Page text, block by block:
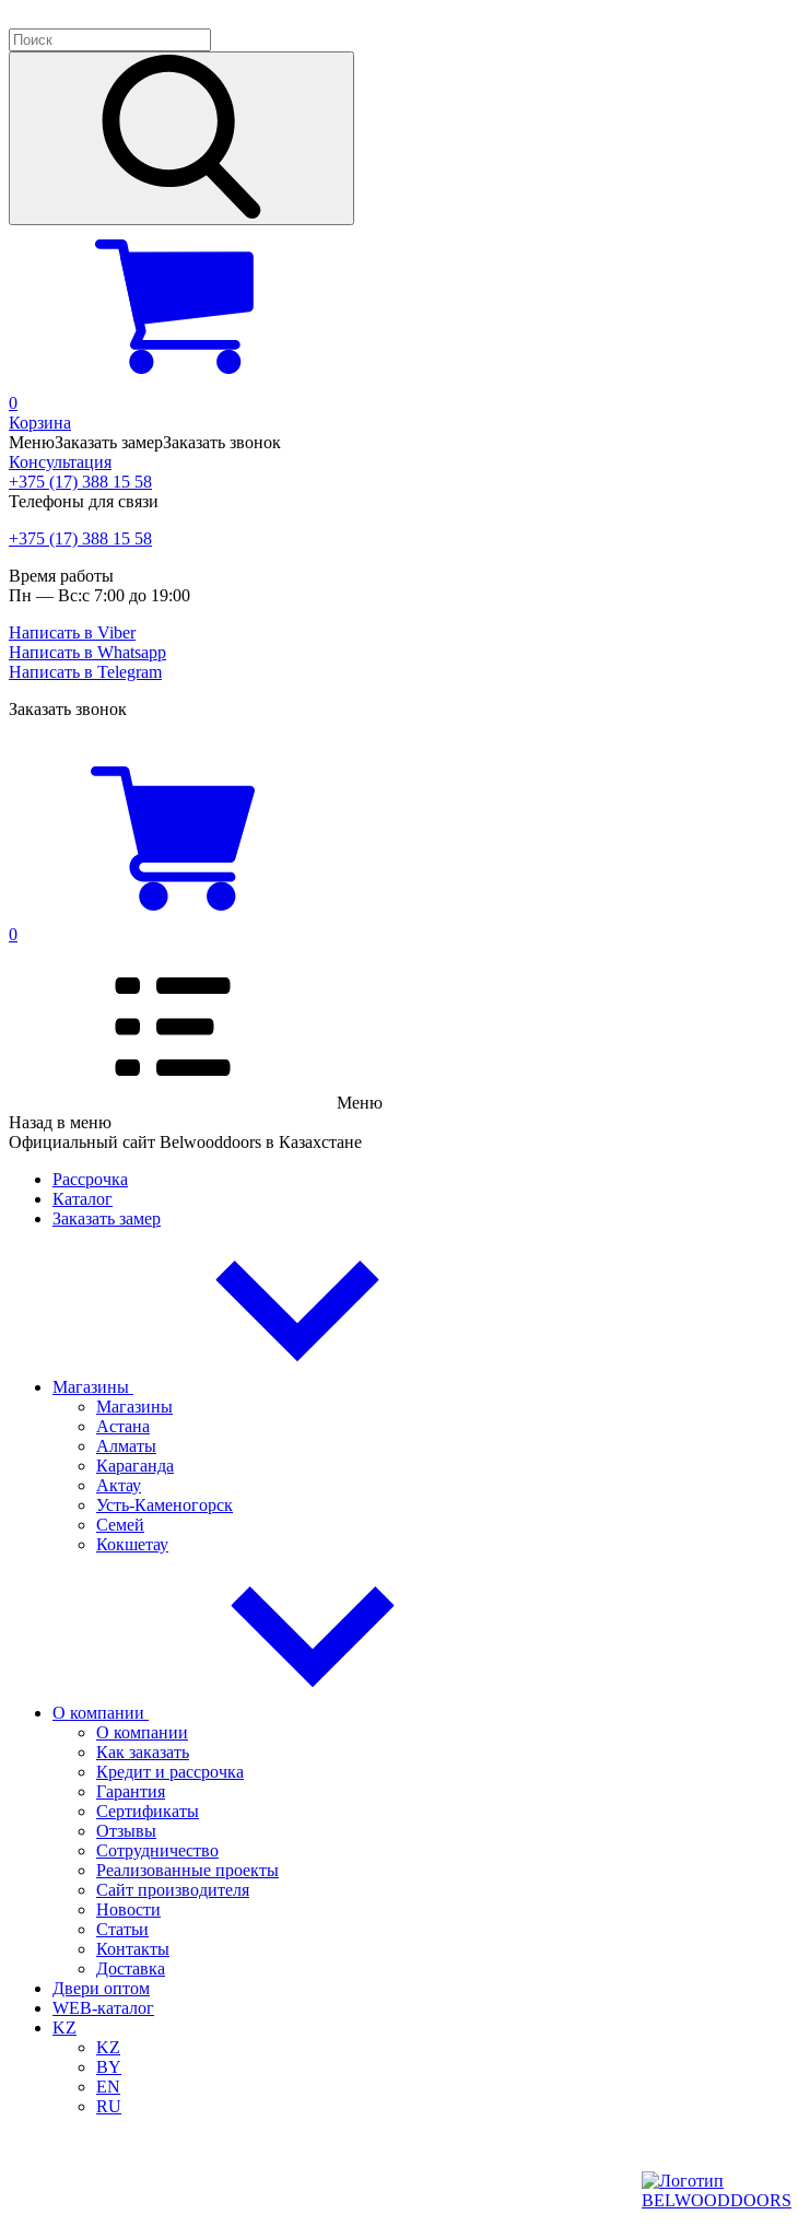
0
Корзина
МенюЗаказать замерЗаказать звонок
Консультация
+375 (17) 388 15 58
Телефоны для связи
+375 (17) 388 15 58
Время работы
Пн — Вс:с 7:00 до 19:00
Написать в Viber
Написать в Whatsapp
Написать в Telegram
Заказать звонок
0
Меню
Назад в меню
Официальный сайт Belwooddoors в Казахстане
Рассрочка
Каталог
Заказать замер
Магазины
Магазины
Астана
Алматы
Караганда
Актау
Усть-Каменогорск
Семей
Кокшетау
О компании
О компании
Как заказать
Кредит и рассрочка
Гарантия
Сертификаты
Отзывы
Сотрудничество
Реализованные проекты
Сайт производителя
Новости
Статьи
Контакты
Доставка
Двери оптом
WEB-каталог
KZ
KZ
BY
EN
RU